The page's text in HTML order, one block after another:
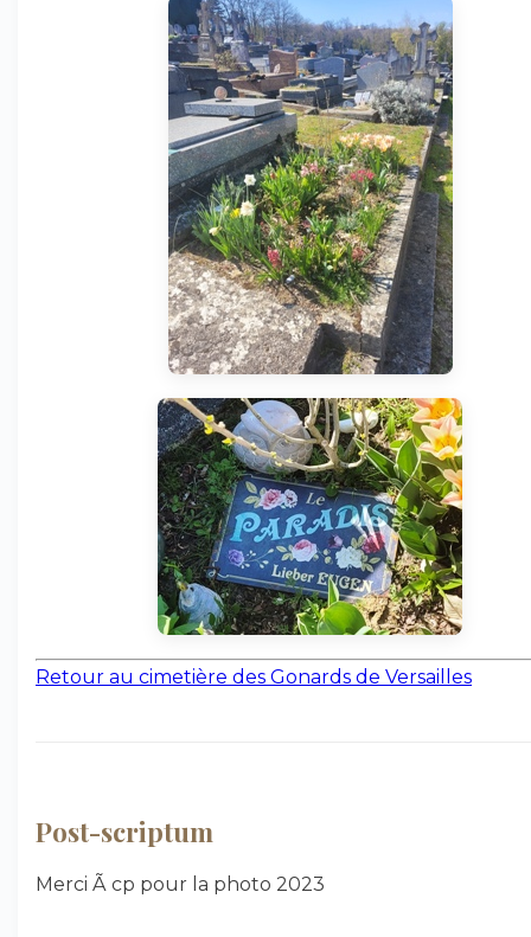
Retour au cimetière des Gonards de Versailles
Post-scriptum
Merci Ã cp pour la photo 2023